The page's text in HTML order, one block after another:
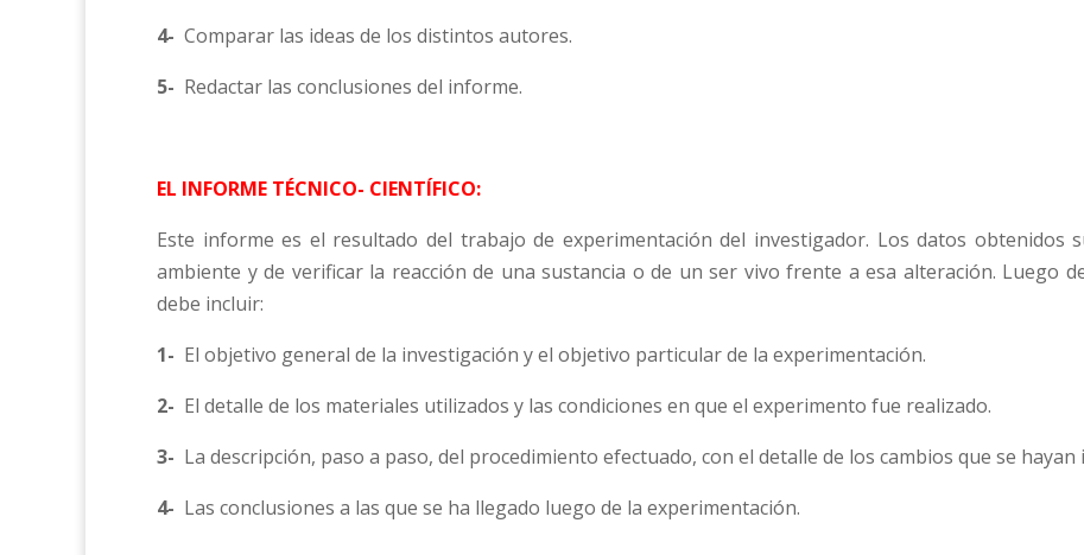
4- Comparar las ideas de los distintos autores.
5- Redactar las conclusiones del informe.
EL INFORME TÉCNICO- CIENTÍFICO:
Este informe es el resultado del trabajo de experimentación del investigador. Los datos obtenidos
ambiente y de verificar la reacción de una sustancia o de un ser vivo frente a esa alteración. Luego
debe incluir:
1- El objetivo general de la investigación y el objetivo particular de la experimentación.
2- El detalle de los materiales utilizados y las condiciones en que el experimento fue realizado.
3- La descripción, paso a paso, del procedimiento efectuado, con el detalle de los cambios que se
4- Las conclusiones a las que se ha llegado luego de la experimentación.